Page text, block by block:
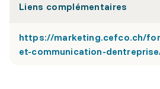
Liens complémentaires
https://marketing.cefco.ch/
et-communication-